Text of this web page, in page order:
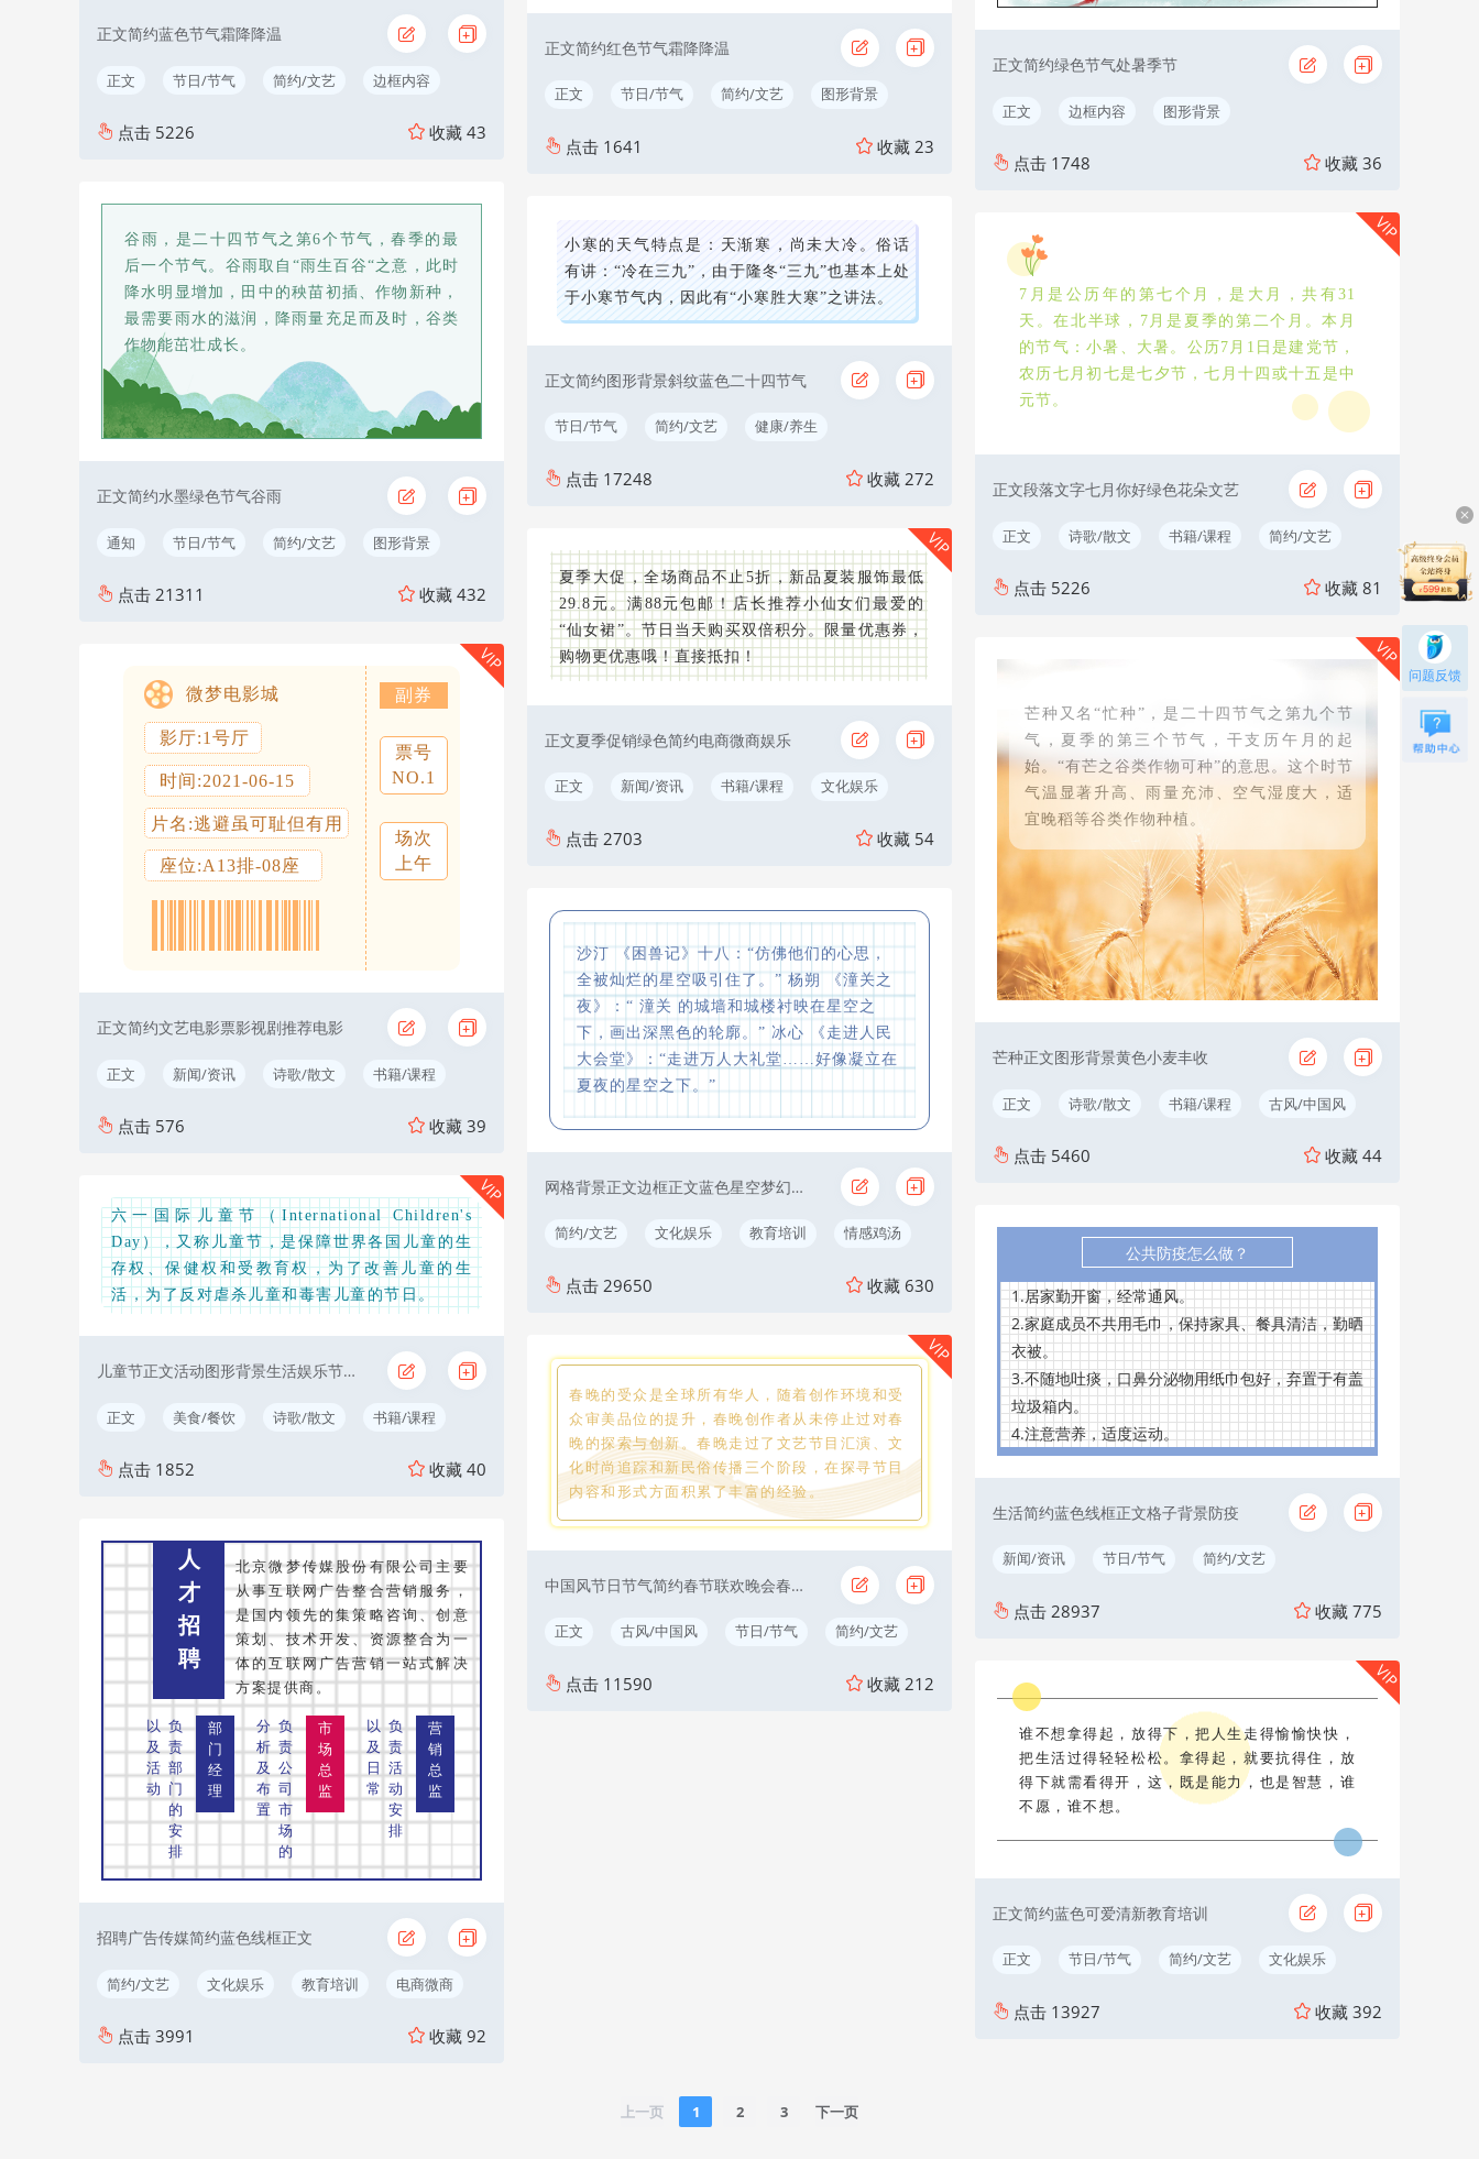
正文简约蓝色节气霜降降温
正文 节日/节气 简约/文艺 边框内容
点击 5226 收藏 43
谷雨，是二十四节气之第6个节气，春季的最
后一个节气。谷雨取自“雨生百谷“之意，此时
降水明显增加，田中的秧苗初插、作物新种，
最需要雨水的滋润，降雨量充足而及时，谷类
作物能茁壮成长。
正文简约水墨绿色节气谷雨
通知 节日/节气 简约/文艺 图形背景
点击 21311 收藏 432
微梦电影城
影厅:1号厅
时间:2021-06-15
片名:逃避虽可耻但有用
座位:A13排-08座
副券
票号
NO.1
场次
上午
正文简约文艺电影票影视剧推荐电影
正文 新闻/资讯 诗歌/散文 书籍/课程
点击 576 收藏 39
VIP
六一国际儿童节（International Children's
Day），又称儿童节，是保障世界各国儿童的生
存权、保健权和受教育权，为了改善儿童的生
活，为了反对虐杀儿童和毒害儿童的节日。
儿童节正文活动图形背景生活娱乐节日节气
正文 美食/餐饮 诗歌/散文 书籍/课程
点击 1852 收藏 40
VIP
人
才
招
聘
北京微梦传媒股份有限公司主要
从事互联网广告整合营销服务，
是国内领先的集策略咨询、创意
策划、技术开发、资源整合为一
体的互联网广告营销一站式解决
方案提供商。
以
及
活
动
负
责
部
门
的
安
排
部
门
经
理
分
析
及
布
置
负
责
公
司
市
场
的
市
场
总
监
以
及
日
常
负
责
活
动
安
排
营
销
总
监
招聘广告传媒简约蓝色线框正文
简约/文艺 文化娱乐 教育培训 电商微商
点击 3991 收藏 92
正文简约红色节气霜降降温
正文 节日/节气 简约/文艺 图形背景
点击 1641 收藏 23
小寒的天气特点是：天渐寒，尚未大冷。俗话
有讲：“冷在三九”，由于隆冬“三九”也基本上处
于小寒节气内，因此有“小寒胜大寒”之讲法。
正文简约图形背景斜纹蓝色二十四节气
节日/节气 简约/文艺 健康/养生
生活方式
点击 17248 收藏 272
夏季大促，全场商品不止5折，新品夏装服饰最低
29.8元。满88元包邮！店长推荐小仙女们最爱的
“仙女裙”。节日当天购买双倍积分。限量优惠券，
购物更优惠哦！直接抵扣！
正文夏季促销绿色简约电商微商娱乐
正文 新闻/资讯 书籍/课程 文化娱乐
点击 2703 收藏 54
VIP
沙汀 《困兽记》十八：“仿佛他们的心思，
全被灿烂的星空吸引住了。” 杨朔 《潼关之
夜》：“ 潼关 的城墙和城楼衬映在星空之
下，画出深黑色的轮廓。” 冰心 《走进人民
大会堂》：“走进万人大礼堂……好像凝立在
夏夜的星空之下。”
网格背景正文边框正文蓝色星空梦幻简约文艺
简约/文艺 文化娱乐 教育培训 情感鸡汤
点击 29650 收藏 630
春晚的受众是全球所有华人，随着创作环境和受
众审美品位的提升，春晚创作者从未停止过对春
晚的探索与创新。春晚走过了文艺节目汇演、文
化时尚追踪和新民俗传播三个阶段，在探寻节目
内容和形式方面积累了丰富的经验。
中国风节日节气简约春节联欢晚会春晚黄色
正文 古风/中国风 节日/节气 简约/文艺
点击 11590 收藏 212
VIP
正文简约绿色节气处暑季节
正文 边框内容 图形背景
点击 1748 收藏 36
7月是公历年的第七个月，是大月，共有31
天。在北半球，7月是夏季的第二个月。本月
的节气：小暑、大暑。公历7月1日是建党节，
农历七月初七是七夕节，七月十四或十五是中
元节。
正文段落文字七月你好绿色花朵文艺
正文 诗歌/散文 书籍/课程 简约/文艺
点击 5226 收藏 81
VIP
芒种又名“忙种”，是二十四节气之第九个节
气，夏季的第三个节气，干支历午月的起
始。“有芒之谷类作物可种”的意思。这个时节
气温显著升高、雨量充沛、空气湿度大，适
宜晚稻等谷类作物种植。
芒种正文图形背景黄色小麦丰收
正文 诗歌/散文 书籍/课程 古风/中国风
点击 5460 收藏 44
VIP
公共防疫怎么做？
1.居家勤开窗，经常通风。
2.家庭成员不共用毛巾，保持家具、餐具清洁，勤晒
衣被。
3.不随地吐痰，口鼻分泌物用纸巾包好，弃置于有盖
垃圾箱内。
4.注意营养，适度运动。
生活简约蓝色线框正文格子背景防疫
新闻/资讯 节日/节气 简约/文艺
文化娱乐
点击 28937 收藏 775
谁不想拿得起，放得下，把人生走得愉愉快快，
把生活过得轻轻松松。拿得起，就要抗得住，放
得下就需看得开，这，既是能力，也是智慧，谁
不愿，谁不想。
正文简约蓝色可爱清新教育培训
正文 节日/节气 简约/文艺 文化娱乐
点击 13927 收藏 392
VIP
上一页 1 2 3 下一页
问题反馈